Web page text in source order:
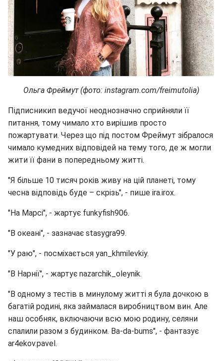
Ольга Фреймут (фото: instagram.com/freimutolia)
Підписникип ведучої неоднозначно сприйняли її
питання, тому чимало хто вирішив просто
пожартувати. Через що під постом Фреймут зібралося
чимало кумедних відповідей на тему того, де ж могли
жити її фани в попередньому житті.
"Я більше 10 тисяч років живу на цій планеті, тому
чесна відповідь буде – скрізь", - пише ira.irox.
"На Марсі", - жартує funkyfish906.
"В океані", - зазначає stasygra99.
"У раю", - посміхається yan_khmilevkiy.
"В Нарнії", - жартує nazarchik_oleynik.
"В одному з тестів в минулому житті я була дочкою в
багатій родині, яка займалася виробництвом вин. Але
наш особняк, включаючи всю мою родину, селяни
спалили разом з будинком. Ba-da-bums", - фантазує
ar4ekov.pavel.